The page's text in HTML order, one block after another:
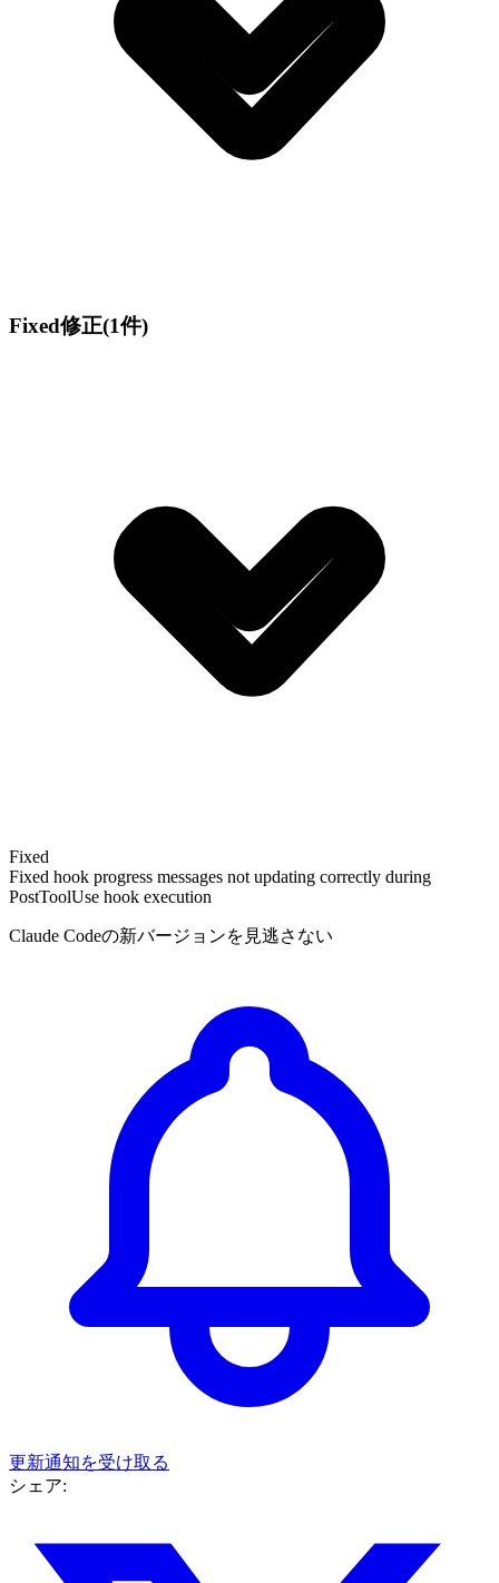
Fixed修正(1件)
Fixed
Fixed hook progress messages not updating correctly during
PostToolUse hook execution
Claude Codeの新バージョンを見逃さない
更新通知を受け取る
シェア: